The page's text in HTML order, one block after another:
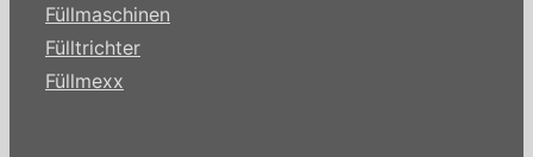
Füllmaschinen
Fülltrichter
Füllmexx